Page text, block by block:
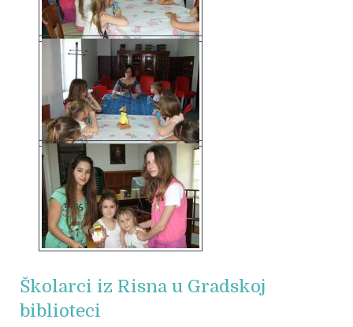
Školarci iz Risna u Gradskoj
biblioteci